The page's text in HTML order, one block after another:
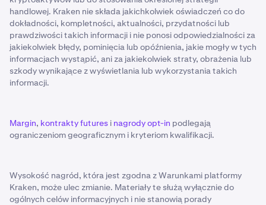
handlowej. Kraken nie składa jakichkolwiek oświadczeń co do
dokładności, kompletności, aktualności, przydatności lub
prawdziwości takich informacji i nie ponosi odpowiedzialności za
jakiekolwiek błędy, pominięcia lub opóźnienia, jakie mogły w tych
informacjach wystąpić, ani za jakiekolwiek straty, obrażenia lub
szkody wynikające z wyświetlania lub wykorzystania takich
informacji.
Margin, kontrakty futures i nagrody opt-in podlegają
ograniczeniom geograficznym i kryteriom kwalifikacji.
Wysokość nagród, która jest zgodna z Warunkami platformy
Kraken, może ulec zmianie. Materiały te służą wyłącznie do
ogólnych celów informacyjnych i nie stanowią porady